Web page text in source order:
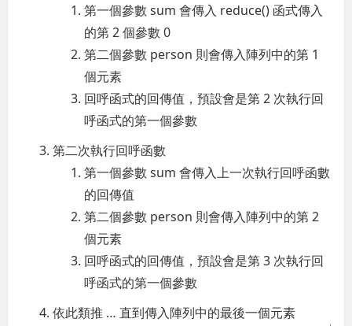
第一個參數 sum 會傳入 reduce() 函式傳入
的第 2 個參數 0
第二個參數 person 則會傳入陣列中的第 1
個元素
回呼函式的回傳值，預設會是第 2 次執行回
呼函式的第一個參數
第二次執行回呼函數
第一個參數 sum 會傳入上一次執行回呼函數
的回傳值
第二個參數 person 則會傳入陣列中的第 2
個元素
回呼函式的回傳值，預設會是第 3 次執行回
呼函式的第一個參數
依此類推 … 直到傳入陣列中的最後一個元素